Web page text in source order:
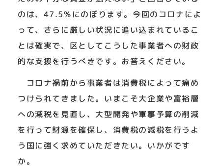
のは、47.5％にのぼります。今回のコロナによ
って、さらに厳しい状況に追い込まれているこ
とは確実で、区としてこうした事業者への財政
的な支援を行うべきです。お答えください。
コロナ禍前から事業者は消費税によって痛め
つけられてきました。いまこそ大企業や富裕層
への減税を見直し、大型開発や軍事予算の削減
を行って財源を確保し、消費税の減税を行うよ
う国に強く求めていただきたい。いかがです
か。